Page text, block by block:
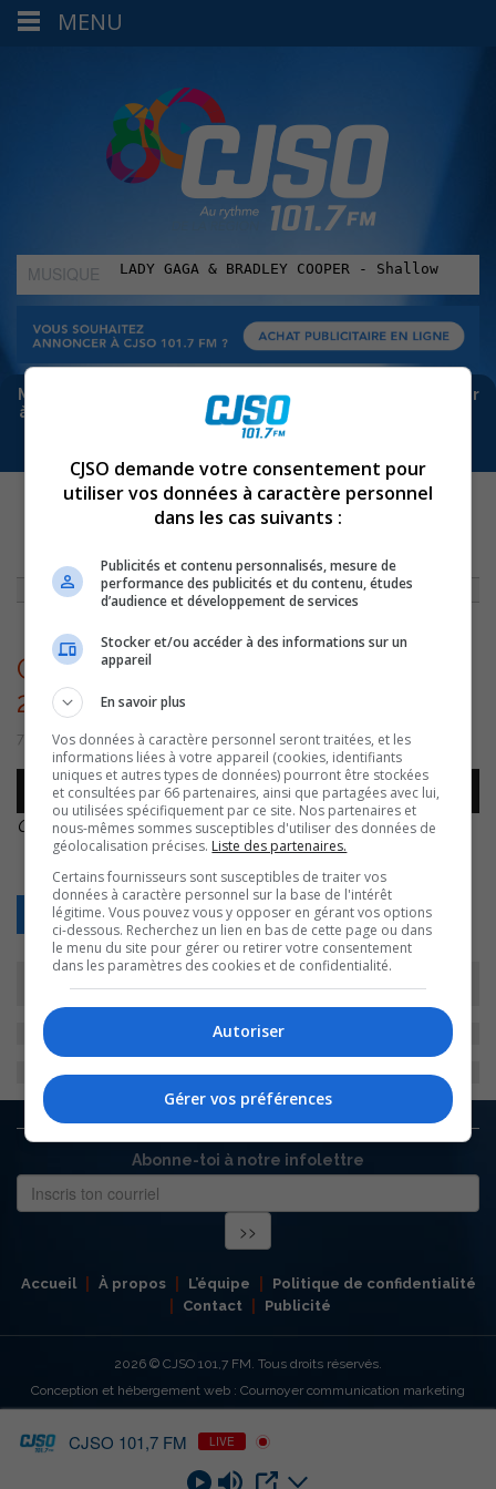
MUSIQUE
:
Meta bloque les infos sur Facebook. Pour ne rien manquer
à Sorel-Tracy et la région, abonne-toi à notre infolettre :
CJSO – 2022-11-07 16 16 05 – 2022-11-07 16 20 59 –
CJSO – 2022-11-07 16 16 05 –
2022-11-07 16 20 59 –
7 novembre 2022 | Par Équipe CJSO
Lecteur
audio
00:00 00:00
CJSO – 2022-11-07 16 16 05 – 2022-11-07 16 20 59 –
Retour
Abonne-toi à notre infolettre
Accueil À propos L’équipe
Politique de confidentialité
Contact
Publicité
2026 © CJSO 101,7 FM. Tous droits réservés.
Conception et hébergement web : Cournoyer communication marketing
CJSO 101,7 FM LIVE
MENU
CJSO demande votre consentement pour
utiliser vos données à caractère personnel
dans les cas suivants :
Publicités et contenu personnalisés, mesure de
performance des publicités et du contenu, études
d’audience et développement de services
Stocker et/ou accéder à des informations sur un
appareil
En savoir plus
Vos données à caractère personnel seront traitées, et les
informations liées à votre appareil (cookies, identifiants
uniques et autres types de données) pourront être stockées
et consultées par 66 partenaires, ainsi que partagées avec lui,
ou utilisées spécifiquement par ce site. Nos partenaires et
nous-mêmes sommes susceptibles d'utiliser des données de
géolocalisation précises. Liste des partenaires.
Certains fournisseurs sont susceptibles de traiter vos
données à caractère personnel sur la base de l'intérêt
légitime. Vous pouvez vous y opposer en gérant vos options
ci-dessous. Recherchez un lien en bas de cette page ou dans
le menu du site pour gérer ou retirer votre consentement
dans les paramètres des cookies et de confidentialité.
Autoriser
Gérer vos préférences